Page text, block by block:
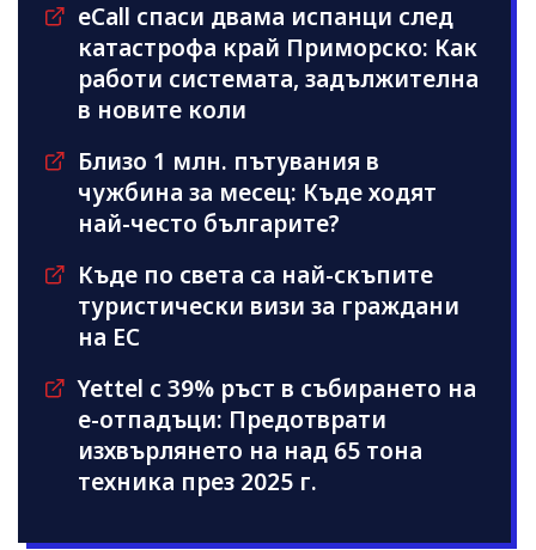
eCall спаси двама испанци след
катастрофа край Приморско: Как
работи системата, задължителна
в новите коли
Близо 1 млн. пътувания в
чужбина за месец: Къде ходят
най-често българите?
Къде по света са най-скъпите
туристически визи за граждани
на ЕС
Yettel с 39% ръст в събирането на
е-отпадъци: Предотврати
изхвърлянето на над 65 тона
техника през 2025 г.